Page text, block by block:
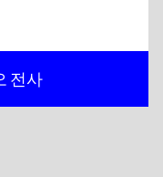
전사